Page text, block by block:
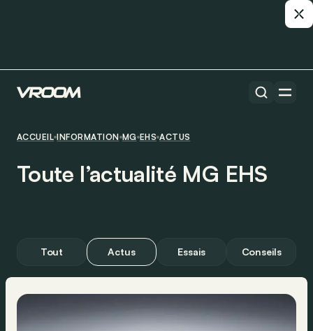
ACCUEIL INFORMATION MG EHS ACTUS
Toute l’actualité MG EHS
Tout Actus Essais Conseils